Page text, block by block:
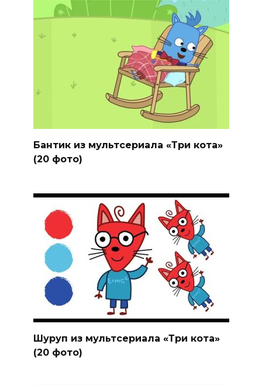
Бантик из мультсериала «Три кота»
(20 фото)
Шуруп из мультсериала «Три кота»
(20 фото)